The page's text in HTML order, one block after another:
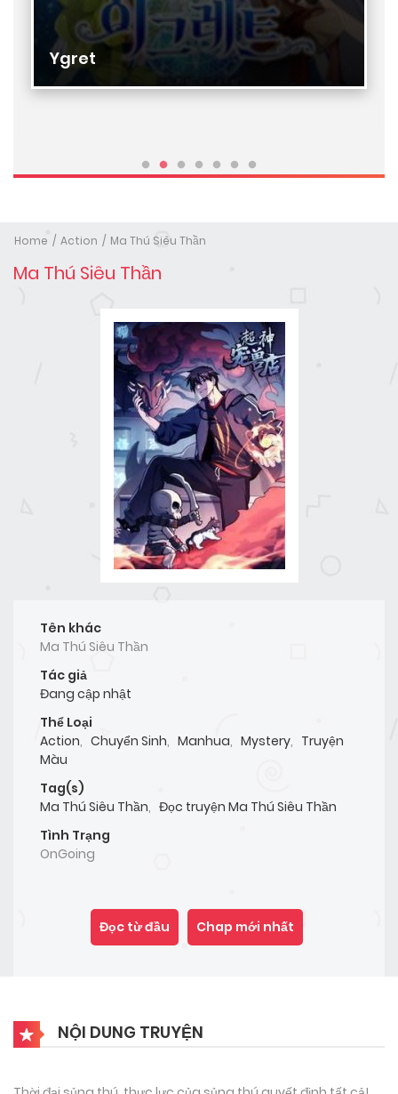
Ygret
Home Action Ma Thú Siêu Thần
Ma Thú Siêu Thần
Tên khác
Ma Thú Siêu Thần
Tác giả
Đang cập nhật
Thể Loại
Action, Chuyển Sinh, Manhua, Mystery, Truyện
Màu
Tag(s)
Ma Thú Siêu Thần, Đọc truyện Ma Thú Siêu Thần
Tình Trạng
OnGoing
Đọc từ đầu Chap mới nhất
NỘI DUNG TRUYỆN